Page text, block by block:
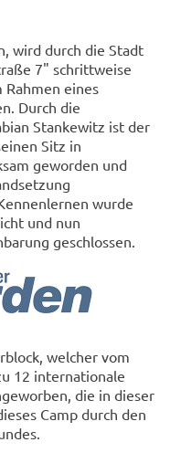
wird durch die Stadt
7" schrittweise
Rahmen eines
Durch die
Stankewitz ist der
Sitz in
geworden und
wurde
und nun
geschlossen.
welcher vom
12 internationale
die in dieser
Camp durch den